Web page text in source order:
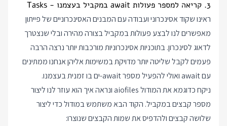
3. קריאה למספר פעולות await במקביל בעצמנו - Tasks
ראינו שקוד אסינכרוני ועבודה עם המבנים האסינכרוניים של פייתון
מאפשרים לנו לבצע פעולות במקביל בצורה מהירה ובלי שנצטרך
לדאוג לסינכרון. בתוכניות אסינכרוניות מורכבות יותר נרצה הרבה
פעמים לקבל שליטה יותר מדויקת במשימות אליהן אנחנו ממתינים
עם await ואולי להפעיל מספר await-ים בו זמנית בעצמנו.
ניקח כדוגמא את המודול aiofiles ונראה איך הוא עוזר לנו ליצור
מספר קבצים במקביל. הקוד הבא משתמש במודול כדי ליצור
שלושה קבצים ולהדפיס את שמות הקבצים שנוצרו: